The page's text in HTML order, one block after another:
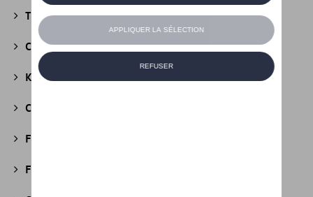
Tiguan Collection(5)
California Collection(18)
Kids Collection
Cobi
Fire & Ice Collection
Football Collection